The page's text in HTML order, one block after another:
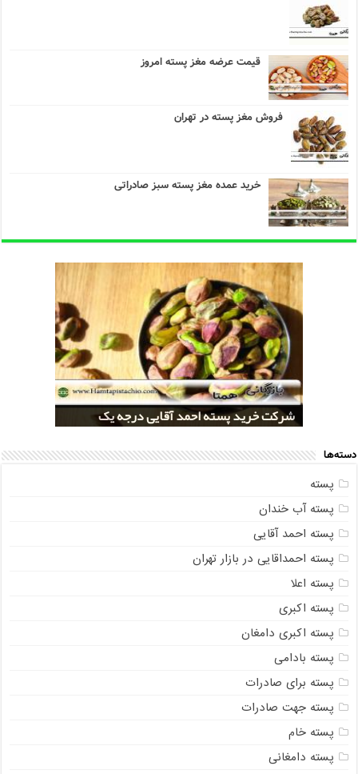
قیمت عرضه مغز پسته امروز
فروش مغز پسته در تهران
خرید عمده مغز پسته سبز صادراتی
خرید کلی پسته شور اکبری صادراتی
شرکت خرید پسته احمد آقایی درجه یک
قیمت تولید پسته صادراتی رفسنجان
مراکز خريد پسته رفسنجان صادراتی
شرکت خرید پسته اکبری بسته بندی شده
دسته‌ها
پسته
پسته آب خندان
پسته احمد آقایی
پسته احمداقایی در بازار تهران
پسته اعلا
پسته اکبری
پسته اکبری دامغان
پسته بادامی
پسته برای صادرات
پسته جهت صادرات
پسته خام
پسته دامغانی